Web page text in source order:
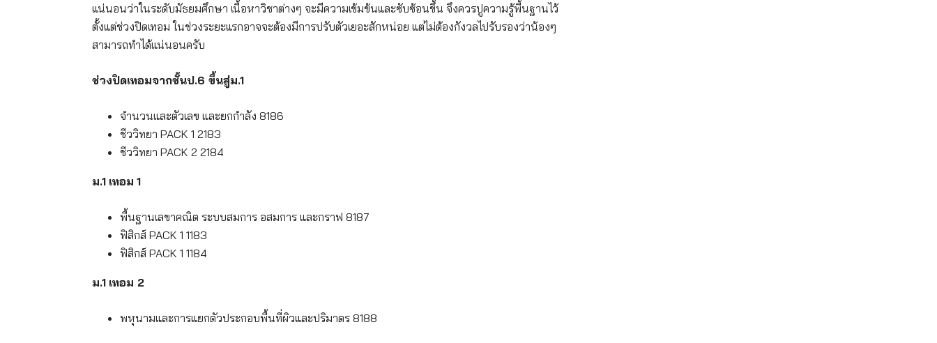
แน่นอนว่าในระดับมัธยมศึกษา เนื้อหาวิชาต่างๆ จะมีความเข้มข้นและซับซ้อนขึ้น จึงควรปูความรู้พื้นฐานไว้
ตั้งแต่ช่วงปิดเทอม ในช่วงระยะแรกอาจจะต้องมีการปรับตัวเยอะสักหน่อย แต่ไม่ต้องกังวลไปรับรองว่าน้องๆ
สามารถทำได้แน่นอนครับ
ช่วงปิดเทอมจากชั้นป.6 ขึ้นสู่ม.1
จำนวนและตัวเลข และยกกำลัง 8186
ชีววิทยา PACK 1 2183
ชีววิทยา PACK 2 2184
ม.1 เทอม 1
พื้นฐานเลขาคณิต ระบบสมการ อสมการ และกราฟ 8187
ฟิสิกส์ PACK 1 1183
ฟิสิกส์ PACK 1 1184
ม.1 เทอม 2
พหุนามและการแยกตัวประกอบพื้นที่ผิวและปริมาตร 8188